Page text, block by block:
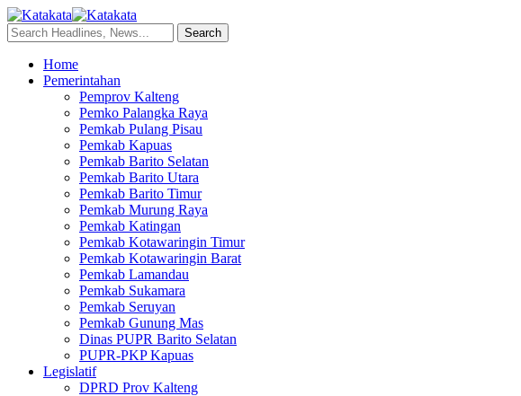
Home
Pemerintahan
Pemprov Kalteng
Pemko Palangka Raya
Pemkab Pulang Pisau
Pemkab Kapuas
Pemkab Barito Selatan
Pemkab Barito Utara
Pemkab Barito Timur
Pemkab Murung Raya
Pemkab Katingan
Pemkab Kotawaringin Timur
Pemkab Kotawaringin Barat
Pemkab Lamandau
Pemkab Sukamara
Pemkab Seruyan
Pemkab Gunung Mas
Dinas PUPR Barito Selatan
PUPR-PKP Kapuas
Legislatif
DPRD Prov Kalteng